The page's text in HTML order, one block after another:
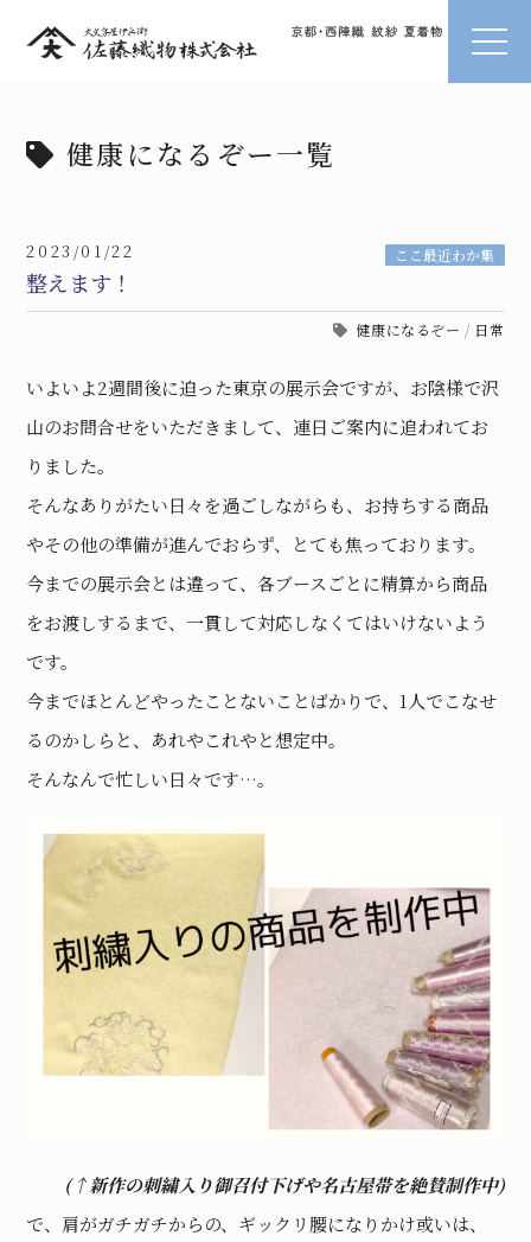
健康になるぞー一覧
2023/01/22 ここ最近わか集
整えます！
健康になるぞー / 日常
いよいよ2週間後に迫った東京の展示会ですが、お陰様で沢
山のお問合せをいただきまして、連日ご案内に追われてお
りました。
そんなありがたい日々を過ごしながらも、お持ちする商品
やその他の準備が進んでおらず、とても焦っております。
今までの展示会とは違って、各ブースごとに精算から商品
をお渡しするまで、一貫して対応しなくてはいけないよう
です。
今までほとんどやったことないことばかりで、1人でこなせ
るのかしらと、あれやこれやと想定中。
そんなんで忙しい日々です…。
(↑新作の刺繍入り御召付下げや名古屋帯を絶賛制作中)
で、肩がガチガチからの、ギックリ腰になりかけ或いは、